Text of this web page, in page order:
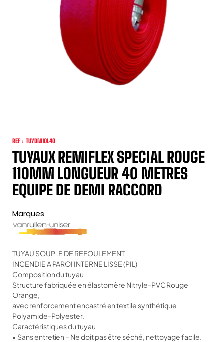
REF : TUYDN110L40
TUYAUX REMIFLEX SPECIAL ROUGE
110MM LONGUEUR 40 METRES
EQUIPE DE DEMI RACCORD
Marques
TUYAU SOUPLE DE REFOULEMENT
INCENDIE A PAROI INTERNE LISSE (PIL)
Composition du tuyau
Structure fabriquée en élastomère Nitryle-PVC Rouge
Orangé,
avec renforcement encastré en textile synthétique
Polyamide-Polyester.
Caractéristiques du tuyau
• Sans entretien – Ne doit pas être séché, nettoyage facile.